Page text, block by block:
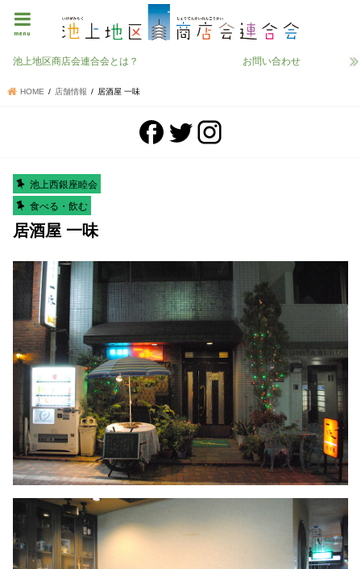
menu
池上地区商店会連合会とは？ お問い合わせ
HOME 店舗情報 居酒屋 一味
池上西銀座睦会
食べる・飲む
居酒屋 一味